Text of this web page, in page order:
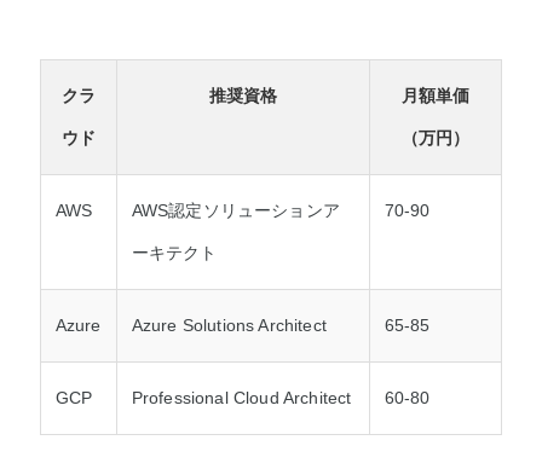
クラ
ウド
推奨資格 月額単価
（万円）
AWS AWS認定ソリューションア
ーキテクト
70-90
Azure Azure Solutions Architect 65-85
GCP Professional Cloud Architect 60-80